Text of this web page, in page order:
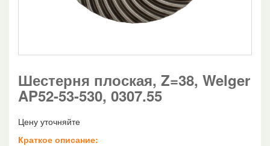
Шестерня плоская, Z=38, Welger
AP52-53-530, 0307.55
Цену уточняйте
Краткое описание: